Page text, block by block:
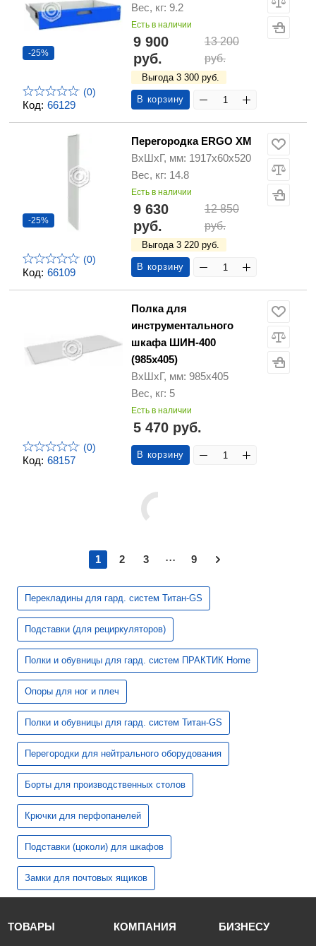
Код: 66129
-25%
(0)
Вес, кг: 9.2
Есть в наличии
9 900
руб.
13 200
руб.
Выгода 3 300 руб.
В корзину
Код: 66109
-25%
(0)
Перегородка ERGO XM
ВхШхГ, мм: 1917x60x520
Вес, кг: 14.8
Есть в наличии
9 630
руб.
12 850
руб.
Выгода 3 220 руб.
В корзину
Код: 68157
(0)
Полка для
инструментального
шкафа ШИН-400
(985х405)
ВхШхГ, мм: 985х405
Вес, кг: 5
Есть в наличии
5 470 руб.
В корзину
1 2 3 ... 9
Перекладины для гард. систем Титан-GS
Подставки (для рециркуляторов)
Полки и обувницы для гард. систем ПРАКТИК Home
Опоры для ног и плеч
Полки и обувницы для гард. систем Титан-GS
Перегородки для нейтрального оборудования
Борты для производственных столов
Крючки для перфопанелей
Подставки (цоколи) для шкафов
Замки для почтовых ящиков
ТОВАРЫ КОМПАНИЯ БИЗНЕСУ